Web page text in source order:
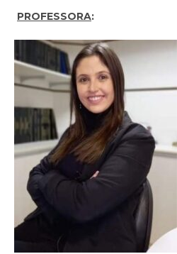
PROFESSORA: